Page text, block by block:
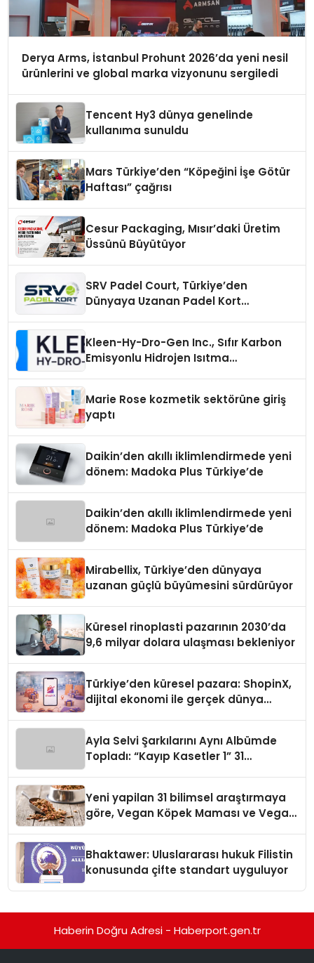
Derya Arms, İstanbul Prohunt 2026’da yeni nesil
ürünlerini ve global marka vizyonunu sergiledi
Tencent Hy3 dünya genelinde
kullanıma sunuldu
Mars Türkiye’den “Köpeğini İşe Götür
Haftası” çağrısı
Cesur Packaging, Mısır’daki Üretim
Üssünü Büyütüyor
SRV Padel Court, Türkiye’den
Dünyaya Uzanan Padel Kort
Kleen-Hy-Dro-Gen Inc., Sıfır Karbon
Emisyonlu Hidrojen Isıtma
Marie Rose kozmetik sektörüne giriş
yaptı
Daikin’den akıllı iklimlendirmede yeni
dönem: Madoka Plus Türkiye’de
Daikin’den akıllı iklimlendirmede yeni
dönem: Madoka Plus Türkiye’de
Mirabellix, Türkiye’den dünyaya
uzanan güçlü büyümesini sürdürüyor
Küresel rinoplasti pazarının 2030’da
9,6 milyar dolara ulaşması bekleniyor
Türkiye’den küresel pazara: ShopinX,
dijital ekonomi ile gerçek dünya
Ayla Selvi Şarkılarını Aynı Albümde
Topladı: “Kayıp Kasetler 1” 31
Yeni yapilan 31 bilimsel araştırmaya
göre, Vegan Köpek Maması ve Vegan
Bhaktawer: Uluslararası hukuk Filistin
konusunda çifte standart uyguluyor
Haberin Doğru Adresi - Haberport.gen.tr